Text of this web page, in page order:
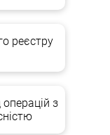
пакету послуг із
НАЛЕЖНОЇ
реєстру
з